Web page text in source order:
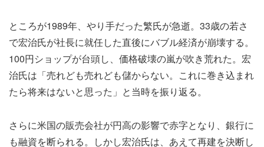
ところが1989年、やり手だった繁氏が急逝。33歳の若さ
で宏治氏が社長に就任した直後にバブル経済が崩壊する。
100円ショップが台頭し、価格破壊の嵐が吹き荒れた。宏
治氏は「売れども売れども儲からない。これに巻き込まれ
たら将来はないと思った」と当時を振り返る。
さらに米国の販売会社が円高の影響で赤字となり、銀行に
も融資を断られる。しかし宏治氏は、あえて再建を決断し